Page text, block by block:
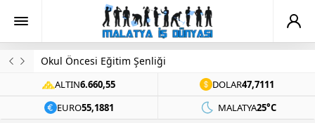
Evinde Ölü Bulundu
ALTIN6.660,55 DOLAR47,7111
EURO55,1881 MALATYA25°C